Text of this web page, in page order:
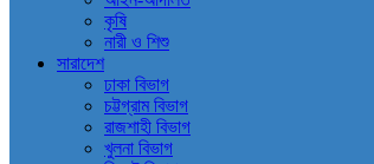
কৃষি
নারী ও শিশু
সারাদেশ
ঢাকা বিভাগ
চট্টগ্রাম বিভাগ
রাজশাহী বিভাগ
খুলনা বিভাগ